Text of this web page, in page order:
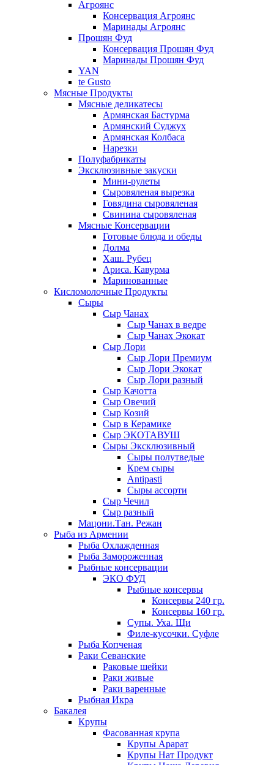
Агроянс
Консервация Агроянс
Маринады Агроянс
Прошян Фуд
Консервация Прошян Фуд
Маринады Прошян Фуд
YAN
te Gusto
Мясные Продукты
Мясные деликатесы
Армянская Бастурма
Армянский Суджух
Армянская Колбаса
Нарезки
Полуфабрикаты
Эксклюзивные закуски
Мини-рулеты
Сыровяленая вырезка
Говядина сыровяленая
Свинина сыровяленая
Мясные Консервации
Готовые блюда и обеды
Долма
Хаш. Рубец
Ариса. Кавурма
Маринованные
Кисломолочные Продукты
Сыры
Сыр Чанах
Сыр Чанах в ведре
Сыр Чанах Экокат
Сыр Лори
Сыр Лори Премиум
Сыр Лори Экокат
Сыр Лори разный
Сыр Качотта
Сыр Овечий
Сыр Козий
Сыр в Керамике
Сыр ЭКОТАВУШ
Сыры Эксклюзивный
Сыры полутведые
Крем сыры
Antipasti
Сыры ассорти
Сыр Чечил
Сыр разный
Мацони.Тан. Режан
Рыба из Армении
Рыба Охлажденная
Рыба Замороженная
Рыбные консервации
ЭКО ФУД
Рыбные консервы
Консервы 240 гр.
Консервы 160 гр.
Супы. Уха. Щи
Филе-кусочки. Суфле
Рыба Копченая
Раки Севанские
Раковые шейки
Раки живые
Раки варенные
Рыбная Икра
Бакалея
Крупы
Фасованная крупа
Крупы Арарат
Крупы Нат Продукт